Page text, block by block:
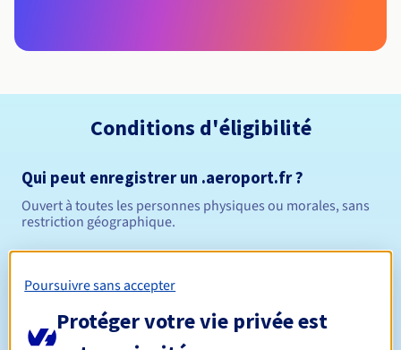
Conditions d'éligibilité
Qui peut enregistrer un .aeroport.fr ?
Ouvert à toutes les personnes physiques ou morales, sans
restriction géographique.
Durée de réservation
Poursuivre sans accepter
Protéger votre vie privée est